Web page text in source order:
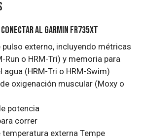
al Garmin FR735XT
pulso externo, incluyendo métricas
Run o HRM-Tri) y memoria para
agua (HRM-Tri o HRM-Swim)
oxigenación muscular (Moxy o
potencia
correr
temperatura externa Tempe